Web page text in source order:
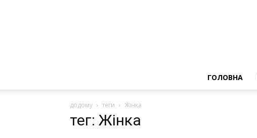
ГОЛОВНА
додому теги Жінка
тег: Жінка